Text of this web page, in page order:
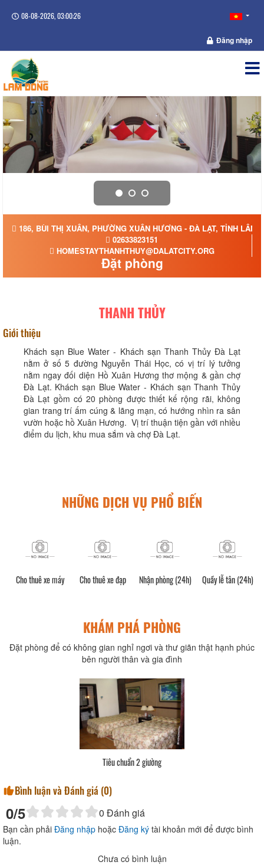
08-08-2026, 03:00:26
Đăng nhập
186, BÙI THỊ XUÂN, PHƯỜNG XUÂN HƯƠNG - ĐÀ LẠT, TỈNH LÂM
02633823151
HOMESTAYTHANHTHUY@DALATCITY.ORG
Đặt phòng
THANH THỦY
Giới thiệu
Khách sạn Blue Water - Khách sạn Thanh Thủy Đà Lạt
nằm ở số 5 đường Nguyễn Thái Học, có vị trí lý tưởng
nằm ngay đối diện Hồ Xuân Hương thơ mộng & gần chợ
Đà Lạt. Khách sạn Blue Water - Khách sạn Thanh Thủy
Đà Lạt gồm có 20 phòng được thiết kế rộng rãi, không
gian trang trí ấm cúng & lãng mạn, có hướng nhìn ra sân
vườn hoặc hồ Xuân Hương. Vị trí thuận tiện gần với nhiều
điểm du lịch, khu mua sắm và chợ Đà Lạt.
NHỮNG DỊCH VỤ PHỔ BIẾN
Cho thuê xe máy Cho thuê xe đạp Nhận phòng (24h) Quầy lễ tân (24h)
KHÁM PHÁ PHÒNG
Đặt phòng để có không gian nghỉ ngơi và thư giãn thật hạnh phúc
bên người thân và gia đình
Tiêu chuẩn 2 giường
Bình luận và Đánh giá (0)
0/5 0 Đánh giá
Bạn cần phải Đăng nhập hoặc Đăng ký tài khoản mới để được bình
luận.
Chưa có bình luận